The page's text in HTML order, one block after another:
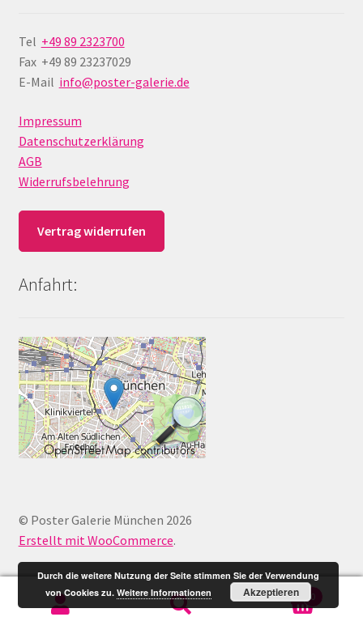
Tel +49 89 2323700
Fax +49 89 23237029
E-Mail info@poster-galerie.de
Impressum
Datenschutzerklärung
AGB
Widerrufsbelehrung
Vertrag widerrufen
Anfahrt:
© Poster Galerie München 2026
Erstellt mit WooCommerce.
0
Durch die weitere Nutzung der Seite stimmen Sie der Verwendung
von Cookies zu.Weitere Informationen Akzeptieren